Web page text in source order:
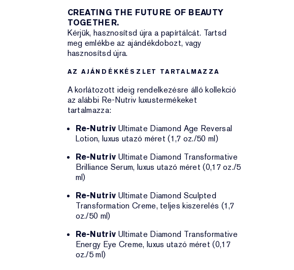
CREATING THE FUTURE OF BEAUTY
TOGETHER.
Kérjük, hasznosítsd újra a papírtálcát. Tartsd
meg emlékbe az ajándékdobozt, vagy
hasznosítsd újra.
AZ AJÁNDÉKKÉSZLET TARTALMAZZA
A korlátozott ideig rendelkezésre álló kollekció
az alábbi Re-Nutriv luxustermékeket
tartalmazza:
Re-Nutriv Ultimate Diamond Age Reversal
Lotion, luxus utazó méret (1,7 oz./50 ml)
Re-Nutriv Ultimate Diamond Transformative
Brilliance Serum, luxus utazó méret (0,17 oz./5
ml)
Re-Nutriv Ultimate Diamond Sculpted
Transformation Creme, teljes kiszerelés (1,7
oz./50 ml)
Re-Nutriv Ultimate Diamond Transformative
Energy Eye Creme, luxus utazó méret (0,17
oz./5 ml)